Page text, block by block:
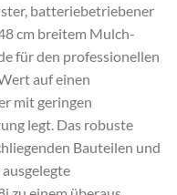
batteriebetriebener
cm breitem Mulch-
für den professionellen
auf einen
mit geringen
legt. Das robuste
Bauteilen und